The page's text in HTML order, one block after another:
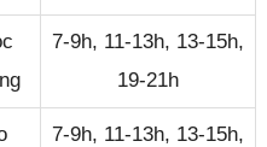
7-9h, 11-13h, 13-15h,
19-21h
7-9h, 11-13h, 13-15h,